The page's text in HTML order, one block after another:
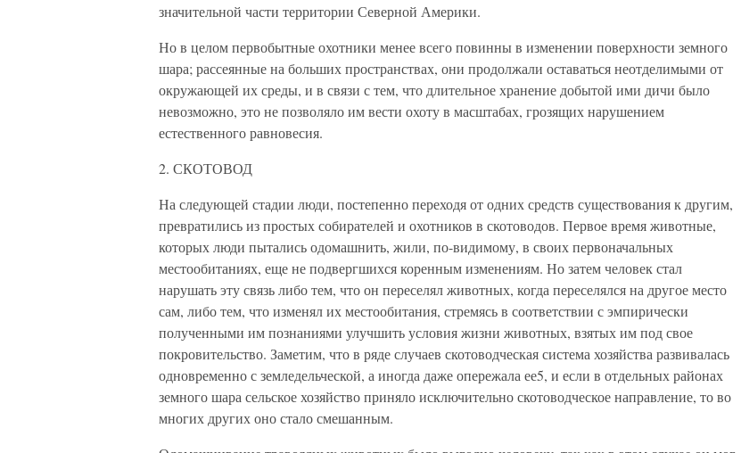
значительной части территории Северной Америки.
Но в целом первобытные охотники менее всего повинны в изменении поверхности земного
шара; рассеянные на больших пространствах, они продолжали оставаться неотделимыми от
окружающей их среды, и в связи с тем, что длительное хранение добытой ими дичи было
невозможно, это не позволяло им вести охоту в масштабах, грозящих нарушением
естественного равновесия.
2. СКОТОВОД
На следующей стадии люди, постепенно переходя от одних средств существования к другим,
превратились из простых собирателей и охотников в скотоводов. Первое время животные,
которых люди пытались одомашнить, жили, по-видимому, в своих первоначальных
местообитаниях, еще не подвергшихся коренным изменениям. Но затем человек стал
нарушать эту связь либо тем, что он переселял животных, когда переселялся на другое место
сам, либо тем, что изменял их местообитания, стремясь в соответствии с эмпирически
полученными им познаниями улучшить условия жизни животных, взятых им под свое
покровительство. Заметим, что в ряде случаев скотоводческая система хозяйства развивалась
одновременно с земледельческой, а иногда даже опережала ее5, и если в отдельных районах
земного шара сельское хозяйство приняло исключительно скотоводческое направление, то во
многих других оно стало смешанным.